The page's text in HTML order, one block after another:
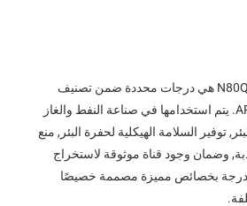
أنابيب الغلاف N80-1 وN80Q هي درجات محددة ضمن تصنيف
N80 لمواصفات API 5CT. يتم استخدامها في صناعة النفط والغاز
توفير السلامة الهيكلية لحفرة البئر, منع
وضمان وجود قناة موثوقة لاستخراج
درجة بخصائص مميزة مصممة خصيصًا